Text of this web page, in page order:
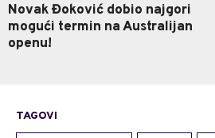
Novak Đoković dobio najgori
mogući termin na Australijan
openu!
TAGOVI